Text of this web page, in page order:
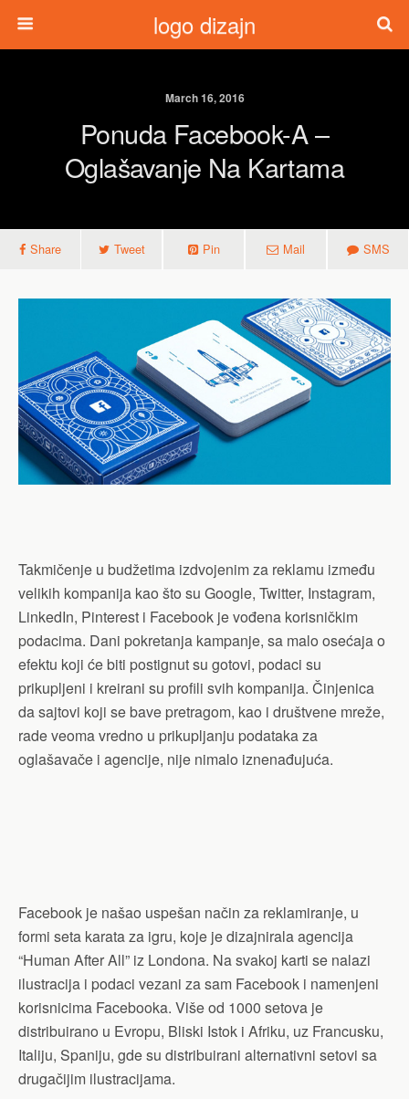
logo dizajn
March 16, 2016
Ponuda Facebook-A –
Oglašavanje Na Kartama
Share Tweet Pin Mail SMS
Takmičenje u budžetima izdvojenim za reklamu između
velikih kompanija kao što su Google, Twitter, Instagram,
LinkedIn, Pinterest i Facebook je vođena korisničkim
podacima. Dani pokretanja kampanje, sa malo osećaja o
efektu koji će biti postignut su gotovi, podaci su
prikupljeni i kreirani su profili svih kompanija. Činjenica
da sajtovi koji se bave pretragom, kao i društvene mreže,
rade veoma vredno u prikupljanju podataka za
oglašavače i agencije, nije nimalo iznenađujuća.
Facebook je našao uspešan način za reklamiranje, u
formi seta karata za igru, koje je dizajnirala agencija
“Human After All” iz Londona. Na svakoj karti se nalazi
ilustracija i podaci vezani za sam Facebook i namenjeni
korisnicima Facebooka. Više od 1000 setova je
distribuirano u Evropu, Bliski Istok i Afriku, uz Francusku,
Italiju, Spaniju, gde su distribuirani alternativni setovi sa
drugačijim ilustracijama.